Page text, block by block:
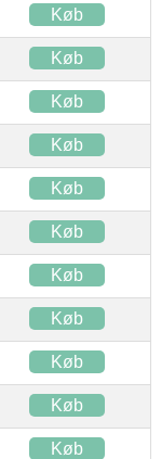
Køb
Køb
Køb
Køb
Køb
Køb
Køb
Køb
Køb
Køb
Køb